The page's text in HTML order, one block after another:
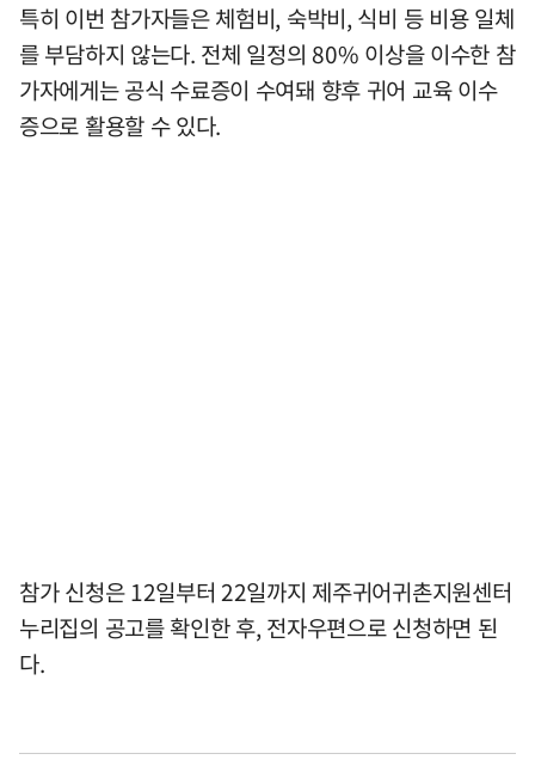
특히 이번 참가자들은 체험비, 숙박비, 식비 등 비용 일체
를 부담하지 않는다. 전체 일정의 80% 이상을 이수한 참
가자에게는 공식 수료증이 수여돼 향후 귀어 교육 이수
증으로 활용할 수 있다.
참가 신청은 12일부터 22일까지 제주귀어귀촌지원센터
누리집의 공고를 확인한 후, 전자우편으로 신청하면 된
다.